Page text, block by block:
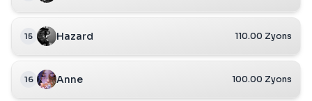
15 Hazard 110.00 Zyons
16 Anne 100.00 Zyons